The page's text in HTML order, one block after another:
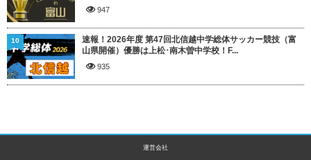
947
速報！2026年度 第47回北信越中学総体サッカー競技（富
山県開催）優勝は上松･南木曽中学校！F...
935
10
運営会社